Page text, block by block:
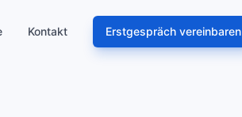
Kontakt Erstgespräch vereinbaren